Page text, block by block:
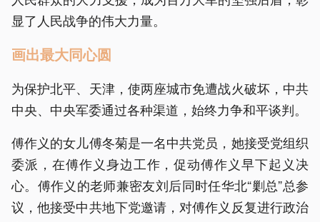
显了人民战争的伟大力量。
画出最大同心圆
为保护北平、天津，使两座城市免遭战火破坏，中共
中央、中央军委通过各种渠道，始终力争和平谈判。
傅作义的女儿傅冬菊是一名中共党员，她接受党组织
委派，在傅作义身边工作，促动傅作义早下起义决
心。傅作义的老师兼密友刘后同时任华北“剿总”总参
议，他接受中共地下党邀请，对傅作义反复进行政治